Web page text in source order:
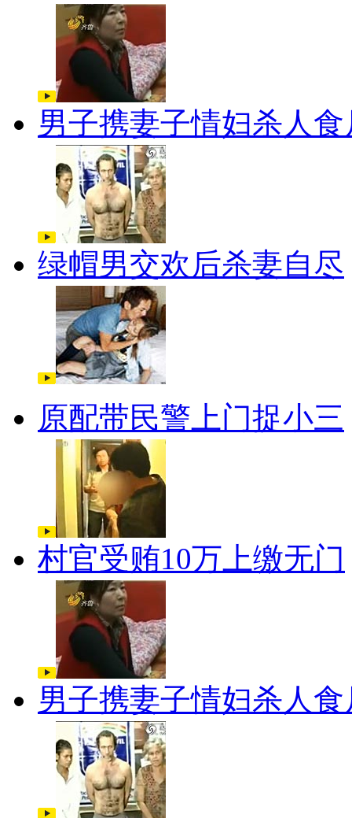
男子携妻子情妇杀人食
绿帽男交欢后杀妻自尽
原配带民警上门捉小三
村官受贿10万上缴无门
男子携妻子情妇杀人食